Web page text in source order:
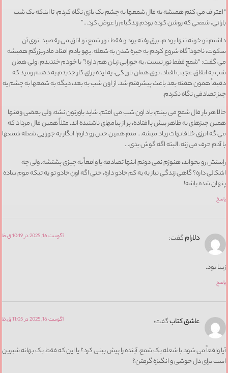
“اعتراف می کنم همیشه به فال شمعها به چشم یک بازی نگاه کردم، تا اینکه یک شب
بارانی، شمعی که روشن کرده بودم زندگیام را عوض کرد…”
داشتم تو خونه تنها بودم، برق رفته بود و فقط نور شمع تو اتاق می رقصید. توی آن
سکوت، ناخودآگاه شروع کردم به خیره شدن به شعله. یهو یادم افتاد مادربزرگم همیشه
می گفت: “شمع فقط نور نیست، یه جورایی زبان هم داره!” با خودم خندیدم، ولی همان
شب یه اتفاق عجیب افتاد. توی همان تاریکی، یه ایده برای کار جدیدم به ذهنم رسید که
دقیقاً همون هفته بعد باعث پیشرفتم شد. از اون شب به بعد، دیگه به شمعها به چشم یه
چیز تصادفی نگاه نکردم.
حالا هر بار فال شمع می بینم، یاد اون شب می افتم. شاید باورتون نشه، ولی بعضی وقتها
همین چیزهای به ظاهر پیش پاافتاده، پر از پیامهای ناشنیده اند. مثلاً همین فال مرداد که
می گه انرژی خلاقانهات زیاد میشه… منم همین حس رو دارم! انگار یه جورایی شعله شمعها
با آدم حرف می زنه، البته اگه گوش بدی…
راستش رو بخواید، هنوزم نمی دونم اینها تصادفه یا واقعاً یه چیزی پشتشه. ولی چه
اشکالی داره؟ گاهی زندگی نیاز به یه کم جادو داره، حتی اگه اون جادو تو یه تیکه موم ساده
پنهان شده باشه!
پاسخ
دلارام گفت: آگوست 16, 2025 در 10:19 ق.ظ
زیبا بود.
پاسخ
عاشق کتاب گفت: آگوست 16, 2025 در 11:05 ق.ظ
آیا واقعاً می شود با شعله یک شمع، آینده را پیش بینی کرد؟ یا این که فقط یک بهانه شیرین
است برای دل خوشی و انگیزه گرفتن؟